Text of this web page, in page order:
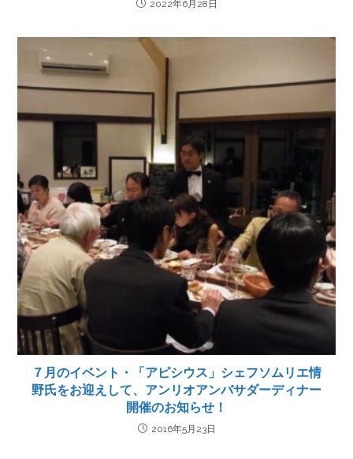
2022年6月28日
７月のイベント・「アピシウス」シェフソムリエ情
野氏をお迎えして、アンリオアンバサダーディナー
開催のお知らせ！
2016年5月23日